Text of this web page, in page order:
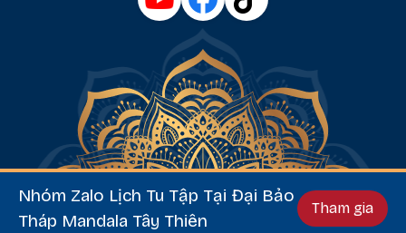
Nhóm Zalo Lịch Tu Tập Tại Đại Bảo
Tháp Mandala Tây Thiên
Tham gia